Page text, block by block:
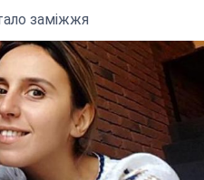
заміжжя